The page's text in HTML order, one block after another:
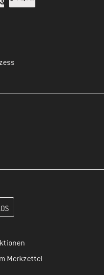
und erstelle im nächsten
Merkzettel